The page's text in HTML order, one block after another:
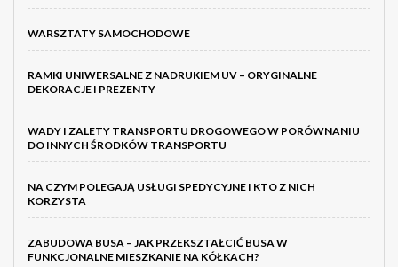
WARSZTATY SAMOCHODOWE
RAMKI UNIWERSALNE Z NADRUKIEM UV – ORYGINALNE
DEKORACJE I PREZENTY
WADY I ZALETY TRANSPORTU DROGOWEGO W PORÓWNANIU
DO INNYCH ŚRODKÓW TRANSPORTU
NA CZYM POLEGAJĄ USŁUGI SPEDYCYJNE I KTO Z NICH
KORZYSTA
ZABUDOWA BUSA – JAK PRZEKSZTAŁCIĆ BUSA W
FUNKCJONALNE MIESZKANIE NA KÓŁKACH?